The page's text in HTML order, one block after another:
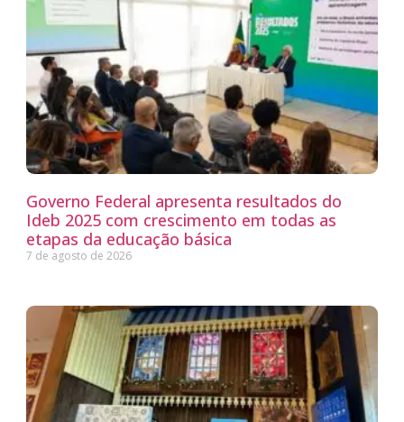
Governo Federal apresenta resultados do
Ideb 2025 com crescimento em todas as
etapas da educação básica
7 de agosto de 2026